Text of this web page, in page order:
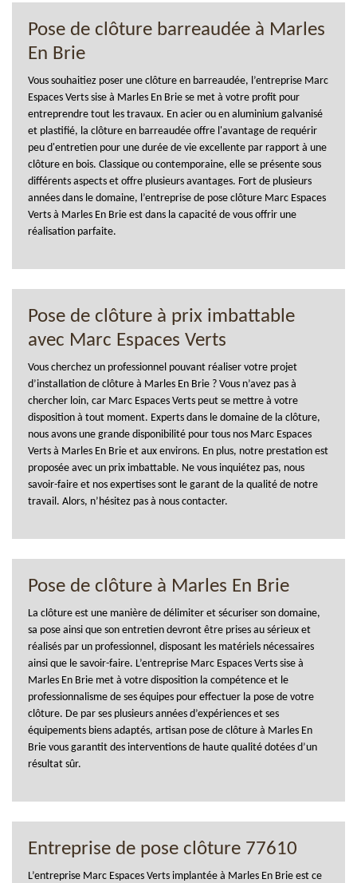
Pose de clôture barreaudée à Marles
En Brie
Vous souhaitiez poser une clôture en barreaudée, l’entreprise Marc
Espaces Verts sise à Marles En Brie se met à votre profit pour
entreprendre tout les travaux. En acier ou en aluminium galvanisé
et plastifié, la clôture en barreaudée offre l'avantage de requérir
peu d'entretien pour une durée de vie excellente par rapport à une
clôture en bois. Classique ou contemporaine, elle se présente sous
différents aspects et offre plusieurs avantages. Fort de plusieurs
années dans le domaine, l’entreprise de pose clôture Marc Espaces
Verts à Marles En Brie est dans la capacité de vous offrir une
réalisation parfaite.
Pose de clôture à prix imbattable
avec Marc Espaces Verts
Vous cherchez un professionnel pouvant réaliser votre projet
d’installation de clôture à Marles En Brie ? Vous n’avez pas à
chercher loin, car Marc Espaces Verts peut se mettre à votre
disposition à tout moment. Experts dans le domaine de la clôture,
nous avons une grande disponibilité pour tous nos Marc Espaces
Verts à Marles En Brie et aux environs. En plus, notre prestation est
proposée avec un prix imbattable. Ne vous inquiétez pas, nous
savoir-faire et nos expertises sont le garant de la qualité de notre
travail. Alors, n’hésitez pas à nous contacter.
Pose de clôture à Marles En Brie
La clôture est une manière de délimiter et sécuriser son domaine,
sa pose ainsi que son entretien devront être prises au sérieux et
réalisés par un professionnel, disposant les matériels nécessaires
ainsi que le savoir-faire. L’entreprise Marc Espaces Verts sise à
Marles En Brie met à votre disposition la compétence et le
professionnalisme de ses équipes pour effectuer la pose de votre
clôture. De par ses plusieurs années d’expériences et ses
équipements biens adaptés, artisan pose de clôture à Marles En
Brie vous garantit des interventions de haute qualité dotées d’un
résultat sûr.
Entreprise de pose clôture 77610
L’entreprise Marc Espaces Verts implantée à Marles En Brie est ce